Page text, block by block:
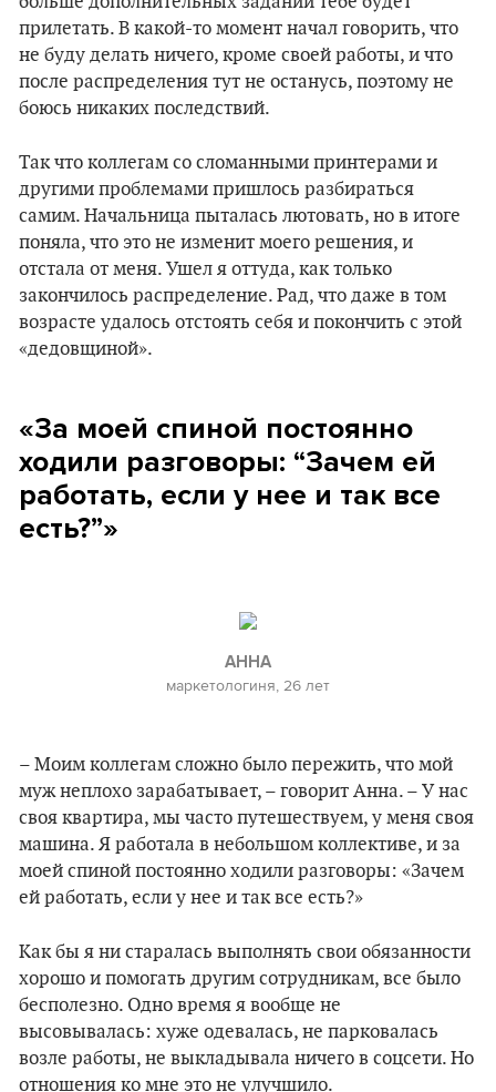
прилетать. В какой-то момент начал говорить, что
не буду делать ничего, кроме своей работы, и что
после распределения тут не останусь, поэтому не
боюсь никаких последствий.
Так что коллегам со сломанными принтерами и
другими проблемами пришлось разбираться
самим. Начальница пыталась лютовать, но в итоге
поняла, что это не изменит моего решения, и
отстала от меня. Ушел я оттуда, как только
закончилось распределение. Рад, что даже в том
возрасте удалось отстоять себя и покончить с этой
«дедовщиной».
«За моей спиной постоянно
ходили разговоры: “Зачем ей
работать, если у нее и так все
есть?”»
АННА
маркетологиня, 26 лет
– Моим коллегам сложно было пережить, что мой
муж неплохо зарабатывает, – говорит Анна. – У нас
своя квартира, мы часто путешествуем, у меня своя
машина. Я работала в небольшом коллективе, и за
моей спиной постоянно ходили разговоры: «Зачем
ей работать, если у нее и так все есть?»
Как бы я ни старалась выполнять свои обязанности
хорошо и помогать другим сотрудникам, все было
бесполезно. Одно время я вообще не
высовывалась: хуже одевалась, не парковалась
возле работы, не выкладывала ничего в соцсети. Но
отношения ко мне это не улучшило.